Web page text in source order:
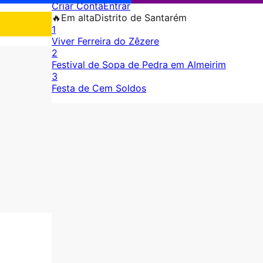
Criar ContaEntrar
🔥 Em altaDistrito de Santarém
1
Viver Ferreira do Zêzere
2
Festival de Sopa de Pedra em Almeirim
3
Festa de Cem Soldos